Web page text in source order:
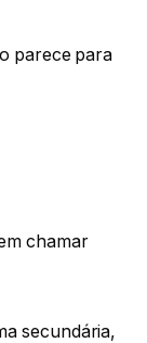
parece para
chamar
secundária,